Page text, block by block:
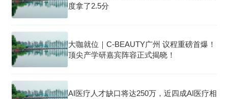
度拿了2.5分
大咖就位｜C-BEAUTY广州 议程重磅首爆！
顶尖产学研嘉宾阵容正式揭晓！
AI医疗人才缺口将达250万，近四成AI医疗相